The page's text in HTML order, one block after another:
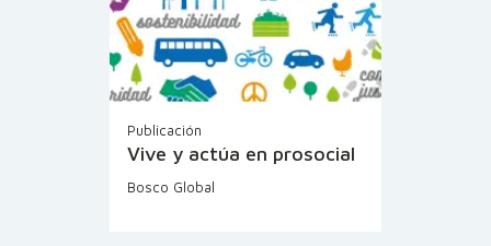
Publicación
Vive y actúa en prosocial
Bosco Global